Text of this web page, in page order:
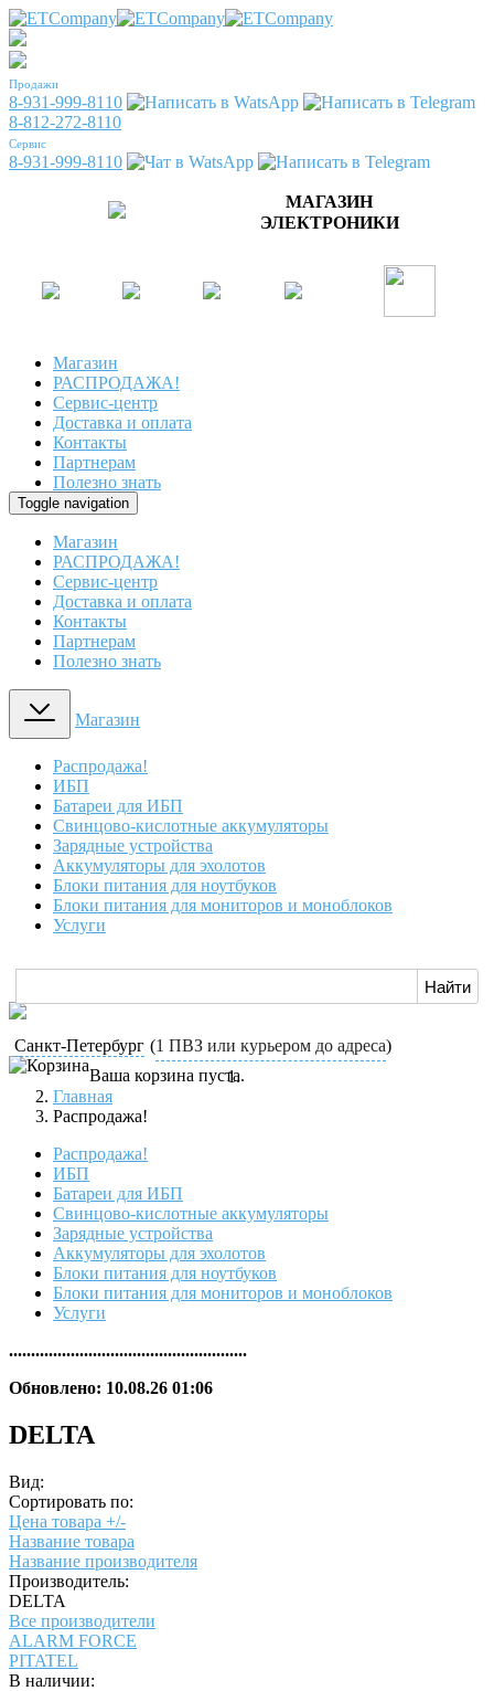
Продажи
8-931-999-8110
8-812-272-8110
Сервис
8-931-999-8110
МАГАЗИН
ЭЛЕКТРОНИКИ
Магазин
РАСПРОДАЖА!
Сервис-центр
Доставка и оплата
Контакты
Партнерам
Полезно знать
Toggle navigation
Магазин
РАСПРОДАЖА!
Сервис-центр
Доставка и оплата
Контакты
Партнерам
Полезно знать
Магазин
Распродажа!
ИБП
Батареи для ИБП
Свинцово-кислотные аккумуляторы
Зарядные устройства
Аккумуляторы для эхолотов
Блоки питания для ноутбуков
Блоки питания для мониторов и моноблоков
Услуги
Санкт-Петербург (1 ПВЗ или курьером до адреса)
Ваша корзина пуста.
Главная
Распродажа!
Распродажа!
ИБП
Батареи для ИБП
Свинцово-кислотные аккумуляторы
Зарядные устройства
Аккумуляторы для эхолотов
Блоки питания для ноутбуков
Блоки питания для мониторов и моноблоков
Услуги
......................................................
Обновлено: 10.08.26 01:06
DELTA
Вид:
Сортировать по:
Цена товара +/-
Название товара
Название производителя
Производитель:
DELTA
Все производители
ALARM FORCE
PITATEL
В наличии: